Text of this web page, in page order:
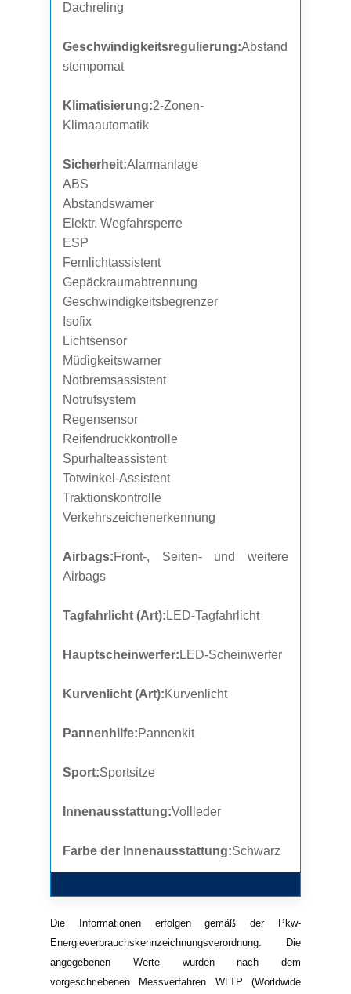
Dachreling
Geschwindigkeitsregulierung:Abstand
stempomat
Klimatisierung:2-Zonen-
Klimaautomatik
Sicherheit:Alarmanlage
ABS
Abstandswarner
Elektr. Wegfahrsperre
ESP
Fernlichtassistent
Gepäckraumabtrennung
Geschwindigkeitsbegrenzer
Isofix
Lichtsensor
Müdigkeitswarner
Notbremsassistent
Notrufsystem
Regensensor
Reifendruckkontrolle
Spurhalteassistent
Totwinkel-Assistent
Traktionskontrolle
Verkehrszeichenerkennung
Airbags:Front-, Seiten- und weitere
Airbags
Tagfahrlicht (Art): LED-Tagfahrlicht
Hauptscheinwerfer: LED-Scheinwerfer
Kurvenlicht (Art):Kurvenlicht
Pannenhilfe:Pannenkit
Sport:Sportsitze
Innenausstattung:Vollleder
Farbe der Innenausstattung:Schwarz
Die Informationen erfolgen gemäß der Pkw-
Energieverbrauchskennzeichnungsverordnung. Die
angegebenen Werte wurden nach dem
vorgeschriebenen Messverfahren WLTP (Worldwide